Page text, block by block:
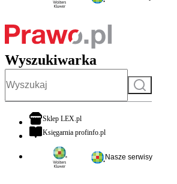
Wyszukiwarka
Szukaj
Sklep LEX.plotwiera się w nowej karcie
Księgarnia profinfo.plotwiera się w nowej karcie
Nasze serwisy